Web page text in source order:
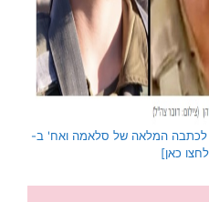
לכתבה המלאה של סלאמה ואח' ב-